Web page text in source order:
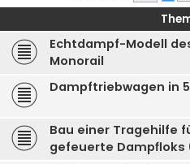
Echtdampf-Modell
Monorail
Dampftriebwagen in
Bau einer Tragehilfe
gefeuerte Dampfloks